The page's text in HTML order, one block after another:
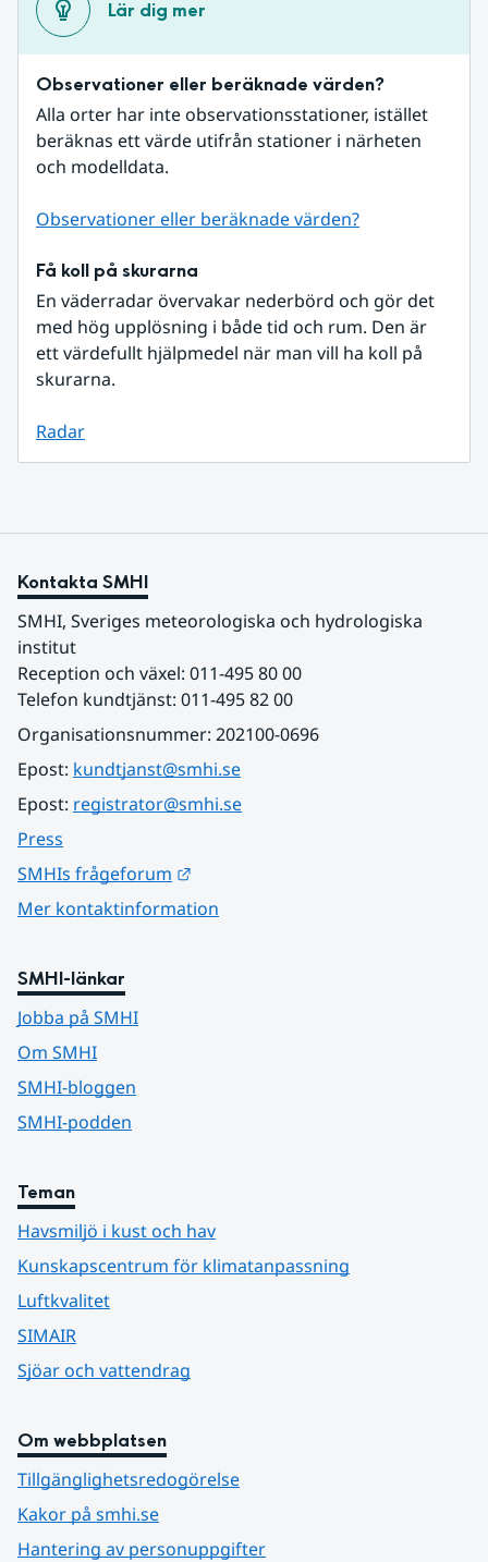
Lär dig mer
Observationer eller beräknade värden?
Alla orter har inte observationsstationer, istället
beräknas ett värde utifrån stationer i närheten
och modelldata.
Observationer eller beräknade värden?
Få koll på skurarna
En väderradar övervakar nederbörd och gör det
med hög upplösning i både tid och rum. Den är
ett värdefullt hjälpmedel när man vill ha koll på
skurarna.
Radar
Kontakta SMHI
SMHI, Sveriges meteorologiska och hydrologiska
institut
Reception och växel: 011-495 80 00
Telefon kundtjänst: 011-495 82 00
Organisationsnummer: 202100-0696
Epost: kundtjanst@smhi.se
Epost: registrator@smhi.se
Press
SMHIs frågeforum
Mer kontaktinformation
SMHI-länkar
Jobba på SMHI
Om SMHI
SMHI-bloggen
SMHI-podden
Teman
Havsmiljö i kust och hav
Kunskapscentrum för klimatanpassning
Luftkvalitet
SIMAIR
Sjöar och vattendrag
Om webbplatsen
Tillgänglighetsredogörelse
Kakor på smhi.se
Hantering av personuppgifter